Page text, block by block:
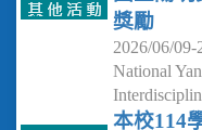
獎勵
2026/06/09-
National
本校114